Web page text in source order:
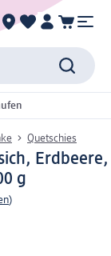
Quetschies
Erdbeere,
g
)